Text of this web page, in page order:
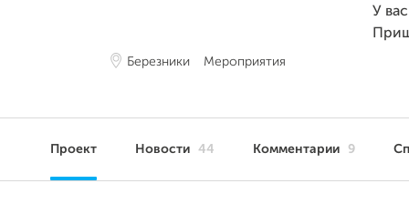
Березники Мероприятия
У
Проект Новости 44 Комментарии 9